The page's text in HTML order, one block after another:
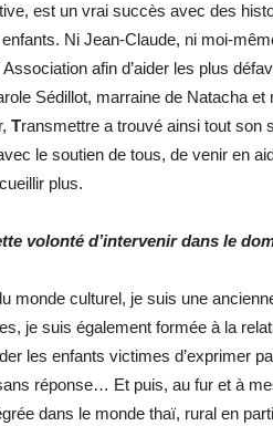
est un vrai succès avec des
Ni Jean-Claude, ni moi-
afin d’aider les plus
Sédillot, marraine de Natacha et
Transmettre a trouvé ainsi tout son
le soutien de tous, de venir en
plus.
volonté d’intervenir dans le
monde culturel, je suis une
je suis également formée à la
les enfants victimes d’exprimer
réponse… Et puis, au fur et à
dans le monde thaï, rural en